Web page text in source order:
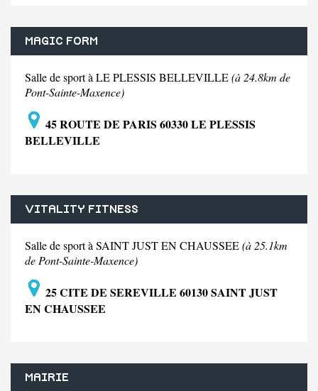
MAGIC FORM
Salle de sport à LE PLESSIS BELLEVILLE(à 24.8km de
Pont-Sainte-Maxence)
45 ROUTE DE PARIS 60330 LE PLESSIS
BELLEVILLE
VITALITY FITNESS
Salle de sport à SAINT JUST EN CHAUSSEE(à 25.1km
de Pont-Sainte-Maxence)
25 CITE DE SEREVILLE 60130 SAINT JUST
EN CHAUSSEE
MAIRIE